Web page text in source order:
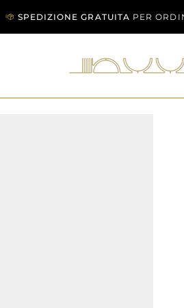
SPEDIZIONE GRATUITA PER